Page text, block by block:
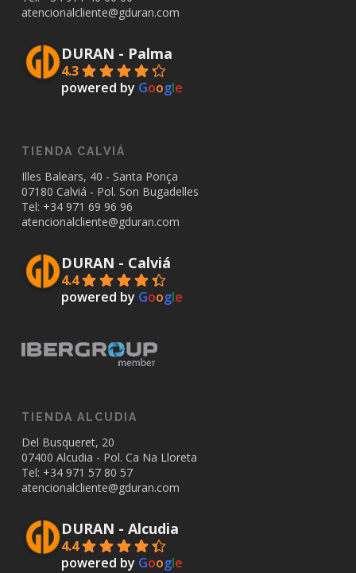
atencionalcliente@gduran.com
DURAN - Palma
4.3
powered by Google
TIENDA CALVIÁ
Illes Balears, 40 - Santa Ponça
07180 Calviá - Pol. Son Bugadelles
Tel: +34 971 69 96 96
atencionalcliente@gduran.com
DURAN - Calviá
4.4
powered by Google
TIENDA ALCUDIA
Del Busqueret, 20
07400 Alcudia - Pol. Ca Na Lloreta
Tel: +34 971 57 80 57
atencionalcliente@gduran.com
DURAN - Alcudia
4.4
powered by Google